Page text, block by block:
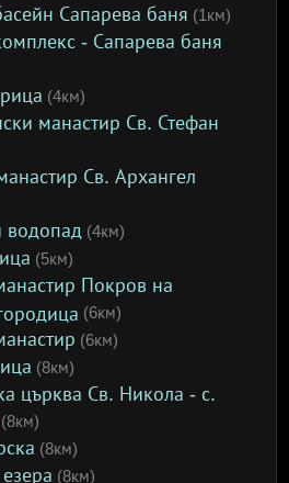
Сапарева баня (1км)
- Сапарева баня
(4км)
манастир Св. Стефан
Св. Архангел
водопад (4км)
(5км)
Покров на
(6км)
(6км)
(8км)
църква Св. Никола - с.
(8км)
(8км)
(8км)